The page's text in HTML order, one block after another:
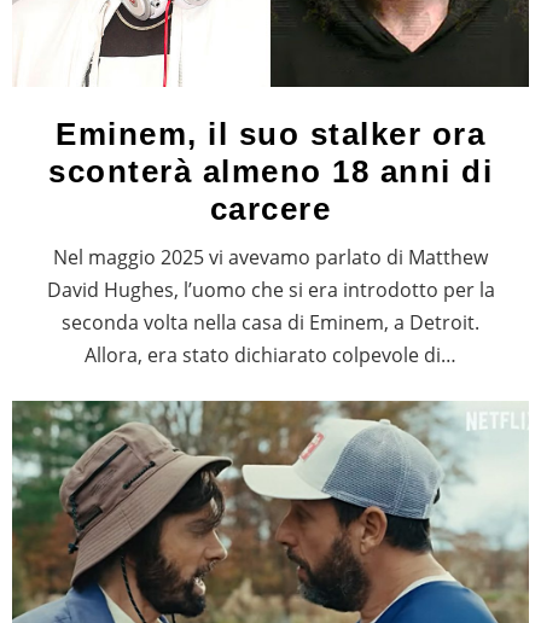
Eminem, il suo stalker ora
sconterà almeno 18 anni di
carcere
Nel maggio 2025 vi avevamo parlato di Matthew
David Hughes, l’uomo che si era introdotto per la
seconda volta nella casa di Eminem, a Detroit.
Allora, era stato dichiarato colpevole di…